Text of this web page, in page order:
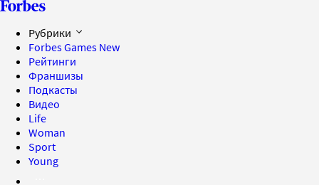
Рубрики
Forbes Games New
Рейтинги
Франшизы
Подкасты
Видео
Life
Woman
Sport
Young